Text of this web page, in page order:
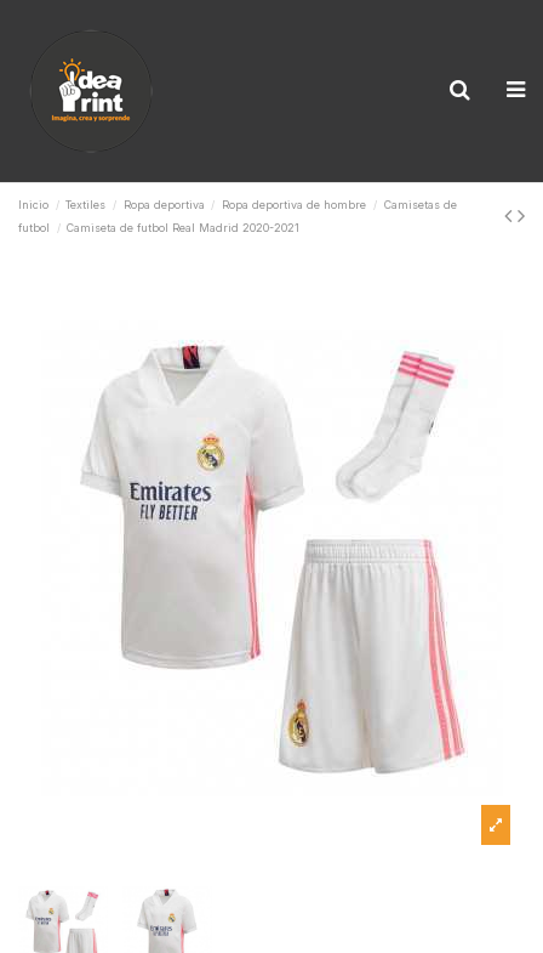
Inicio Textiles Ropa deportiva Ropa deportiva de hombre
Camisetas de
futbol
Camiseta de futbol Real Madrid 2020-2021